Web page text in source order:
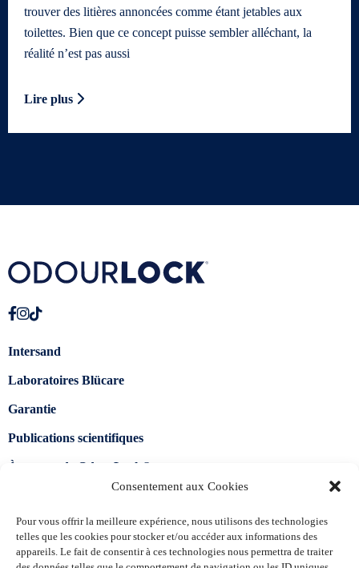
Consentement aux Cookies
Pour vous offrir la meilleure expérience, nous utilisons des technologies
telles que les cookies pour stocker et/ou accéder aux informations des
appareils. Le fait de consentir à ces technologies nous permettra de traiter
trouver des litières annoncées comme étant jetables aux
toilettes. Bien que ce concept puisse sembler alléchant, la
réalité n’est pas aussi
Lire plus
Intersand
Laboratoires Blücare
Garantie
Publications scientifiques
À propos de OdourLock®
FAQ
Nous joindre